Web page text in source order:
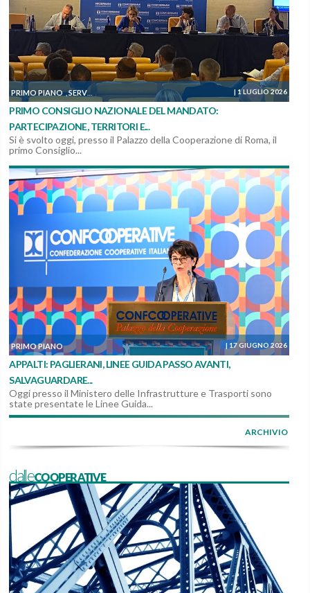
PRIMO PIANO ,SERVIZI, MANUTENZIONI E COSTRUZIONI SOSTENIBILITÀ ED
| 1 LUGLIO 2026
PRIMO CONSIGLIO NAZIONALE DEL MANDATO:
PARTECIPAZIONE, TERRITORI E...
Si è svolto oggi, presso il Palazzo della Cooperazione di Roma, il
primo Consiglio...
PRIMO PIANO | 17 GIUGNO 2026
APPALTI: PAGLIERANI, LINEE GUIDA PASSO AVANTI,
SALVAGUARDARE...
Oggi presso il Ministero delle Infrastrutture e Trasporti sono
state presentate le Linee Guida...
ARCHIVIO
dalleCOOPERATIVE